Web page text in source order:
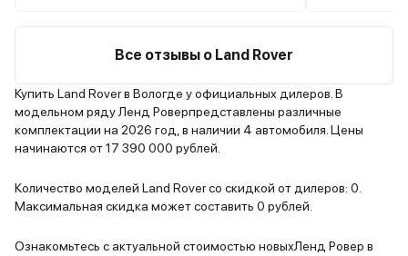
Все отзывы о Land Rover
Купить Land Rover в Вологде у официальных дилеров. В
модельном ряду Ленд Роверпредставлены различные
комплектации на 2026 год, в наличии 4 автомобиля. Цены
начинаются от 17 390 000 рублей.
Количество моделей Land Rover со скидкой от дилеров: 0.
Максимальная скидка может составить 0 рублей.
Ознакомьтесь с актуальной стоимостью новыхЛенд Ровер в